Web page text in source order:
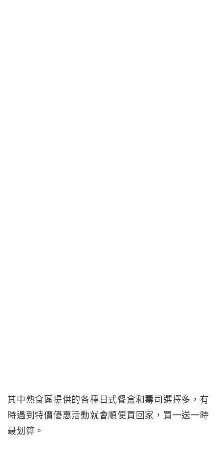
其中熟食區提供的各種日式餐盒和壽司選擇多，有
時遇到特價優惠活動就會順便買回家，買一送一時
最划算。